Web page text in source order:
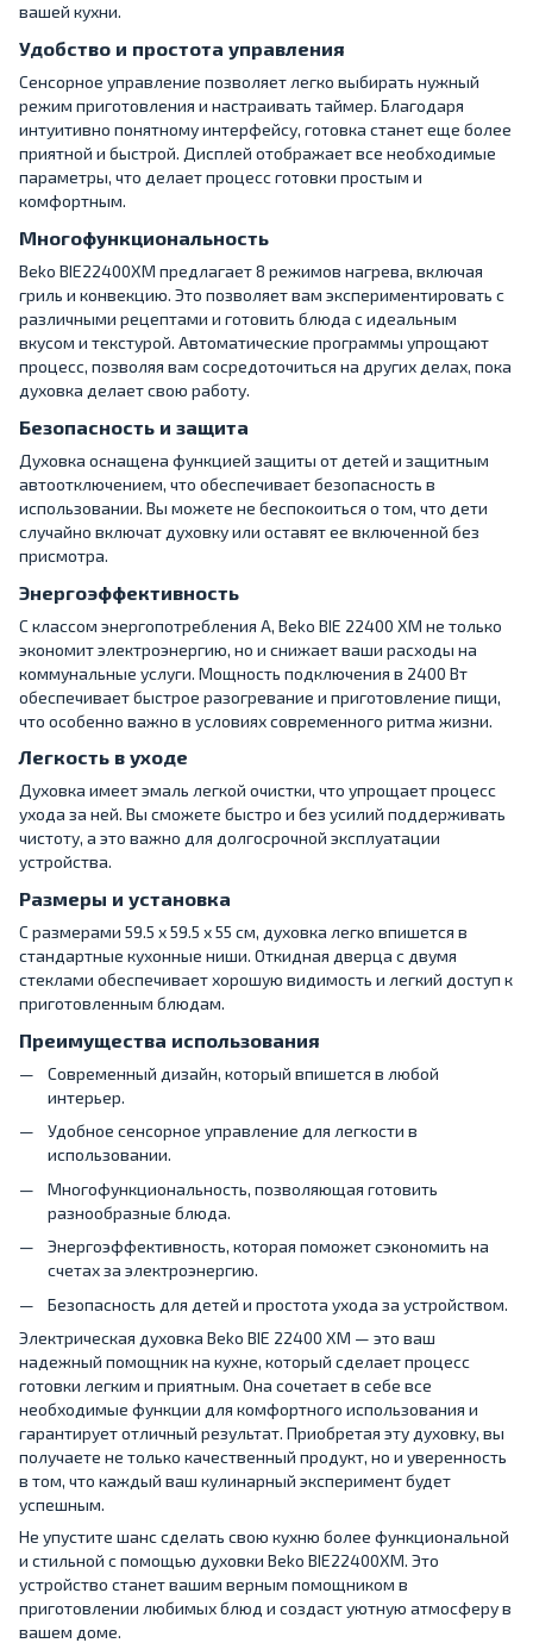
вашей кухни.
Удобство и простота управления
Сенсорное управление позволяет легко выбирать нужный
режим приготовления и настраивать таймер. Благодаря
интуитивно понятному интерфейсу, готовка станет еще более
приятной и быстрой. Дисплей отображает все необходимые
параметры, что делает процесс готовки простым и
комфортным.
Многофункциональность
Beko BIE22400XM предлагает 8 режимов нагрева, включая
гриль и конвекцию. Это позволяет вам экспериментировать с
различными рецептами и готовить блюда с идеальным
вкусом и текстурой. Автоматические программы упрощают
процесс, позволяя вам сосредоточиться на других делах, пока
духовка делает свою работу.
Безопасность и защита
Духовка оснащена функцией защиты от детей и защитным
автоотключением, что обеспечивает безопасность в
использовании. Вы можете не беспокоиться о том, что дети
случайно включат духовку или оставят ее включенной без
присмотра.
Энергоэффективность
С классом энергопотребления A, Beko BIE 22400 XM не только
экономит электроэнергию, но и снижает ваши расходы на
коммунальные услуги. Мощность подключения в 2400 Вт
обеспечивает быстрое разогревание и приготовление пищи,
что особенно важно в условиях современного ритма жизни.
Легкость в уходе
Духовка имеет эмаль легкой очистки, что упрощает процесс
ухода за ней. Вы сможете быстро и без усилий поддерживать
чистоту, а это важно для долгосрочной эксплуатации
устройства.
Размеры и установка
С размерами 59.5 х 59.5 х 55 см, духовка легко впишется в
стандартные кухонные ниши. Откидная дверца с двумя
стеклами обеспечивает хорошую видимость и легкий доступ к
приготовленным блюдам.
Преимущества использования
Современный дизайн, который впишется в любой
интерьер.
Удобное сенсорное управление для легкости в
использовании.
Многофункциональность, позволяющая готовить
разнообразные блюда.
Энергоэффективность, которая поможет сэкономить на
счетах за электроэнергию.
Безопасность для детей и простота ухода за устройством.
Электрическая духовка Beko BIE 22400 XM — это ваш
надежный помощник на кухне, который сделает процесс
готовки легким и приятным. Она сочетает в себе все
необходимые функции для комфортного использования и
гарантирует отличный результат. Приобретая эту духовку, вы
получаете не только качественный продукт, но и уверенность
в том, что каждый ваш кулинарный эксперимент будет
успешным.
Не упустите шанс сделать свою кухню более функциональной
и стильной с помощью духовки Beko BIE22400XM. Это
устройство станет вашим верным помощником в
приготовлении любимых блюд и создаст уютную атмосферу в
вашем доме.